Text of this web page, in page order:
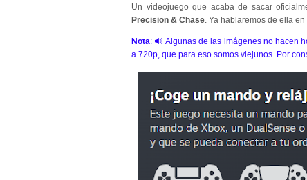
Un videojuego que acaba de sacar
Precision & Chase . Ya hablaremos de ella
Nota: 🔊 Algunas de las imágenes no hacen
a 720p, que para eso somos viejunos. Por